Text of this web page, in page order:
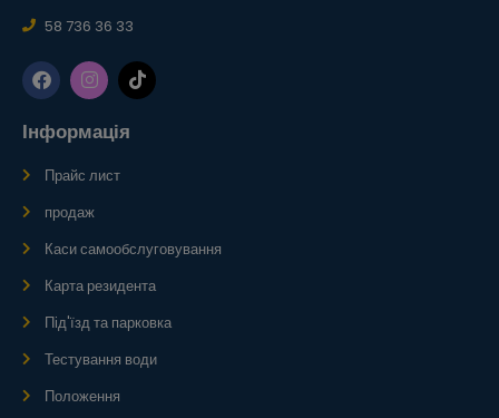
58 736 36 33
Інформація
Прайс лист
продаж
Каси самообслуговування
Карта резидента
Під'їзд та парковка
Тестування води
Положення